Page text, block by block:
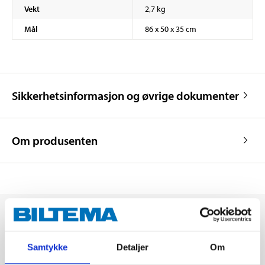
Samtykke Detaljer Om
Vekt
2,7 kg
Mål
86 x 50 x 35 cm
Sikkerhetsinformasjon og øvrige dokumenter
Om produsenten